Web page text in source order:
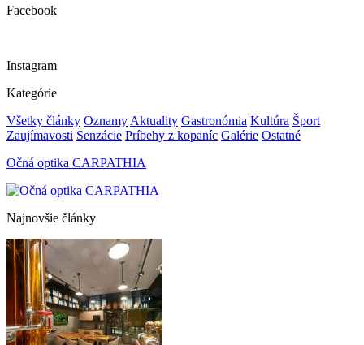
Facebook
Instagram
Kategórie
Všetky články Oznamy Aktuality Gastronómia Kultúra Šport
Zaujímavosti Senzácie Príbehy z kopaníc Galérie Ostatné
Očná optika CARPATHIA
Najnovšie články